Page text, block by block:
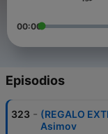
00:00
Episodios
323 - (REGALO
Asimov